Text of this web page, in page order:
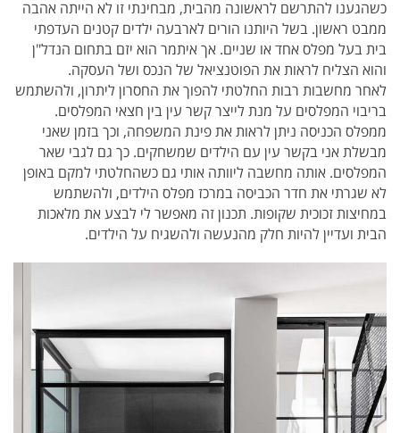
כשהגענו להתרשם לראשונה מהבית, מבחינתי זו לא הייתה אהבה
ממבט ראשון. בשל היותנו הורים לארבעה ילדים קטנים העדפתי
בית בעל מפלס אחד או שניים. אך איתמר הוא יזם בתחום הנדל"ן
והוא הצליח לראות את הפוטנציאל של הנכס ושל העסקה.
לאחר מחשבות רבות החלטתי להפוך את החסרון ליתרון, ולהשתמש
בריבוי המפלסים על מנת לייצר קשר עין בין חצאי המפלסים.
ממפלס הכניסה ניתן לראות את פינת המשפחה, וכך בזמן שאני
מבשלת אני בקשר עין עם הילדים שמשחקים. כך גם לגבי שאר
המפלסים. אותה מחשבה ליוותה אותי גם כשהחלטתי למקם באופן
לא שגרתי את חדר הכביסה במרכז מפלס הילדים, ולהשתמש
במחיצות זכוכית שקופות. תכנון זה מאפשר לי לבצע את מלאכות
הבית ועדיין להיות חלק מהנעשה ולהשגיח על הילדים.